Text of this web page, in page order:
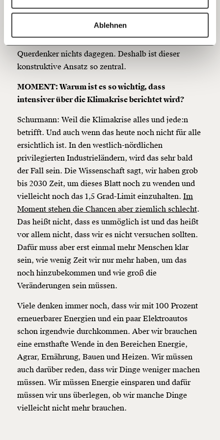
Ablehnen
20€ 40€
150€ €
Ich möchte meine Spende verschenken.
Du erhältst eine E-Mail mit deiner
ausdrucken oder weiterleiten und verschenken
Weiter
1/3
https://www.moment.at/story/sara-schurmann-klimakrise/
wir das tun würden, in derselben Intensität und Art
und Weise, dann hätten wir, glaube ich, ein
Querdenker nichts dagegen. Deshalb ist dieser
konstruktive Ansatz so zentral.
MOMENT: Warum ist es so wichtig, dass
intensiver über die Klimakrise berichtet wird?
Schurmann: Weil die Klimakrise alles und jede:n
betrifft. Und auch wenn das heute noch nicht für alle
ersichtlich ist. In den westlich-nördlichen
privilegierten Industrieländern, wird das sehr bald
der Fall sein. Die Wissenschaft sagt, wir haben grob
bis 2030 Zeit, um dieses Blatt noch zu wenden und
vielleicht noch das 1,5 Grad-Limit einzuhalten. Im
Moment stehen die Chancen aber ziemlich schlecht.
Das heißt nicht, dass es unmöglich ist und das heißt
vor allem nicht, dass wir es nicht versuchen sollten.
Dafür muss aber erst einmal mehr Menschen klar
sein, wie wenig Zeit wir nur mehr haben, um das
noch hinzubekommen und wie groß die
Veränderungen sein müssen.
Viele denken immer noch, dass wir mit 100 Prozent
erneuerbarer Energien und ein paar Elektroautos
schon irgendwie durchkommen. Aber wir brauchen
eine ernsthafte Wende in den Bereichen Energie,
Agrar, Ernährung, Bauen und Heizen. Wir müssen
auch darüber reden, dass wir Dinge weniger machen
müssen. Wir müssen Energie einsparen und dafür
müssen wir uns überlegen, ob wir manche Dinge
vielleicht nicht mehr brauchen.